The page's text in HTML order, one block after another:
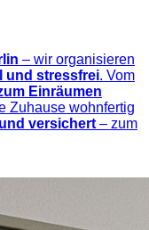
– wir organisieren
und stressfrei. Vom
Einräumen
Zuhause wohnfertig
versichert– zum